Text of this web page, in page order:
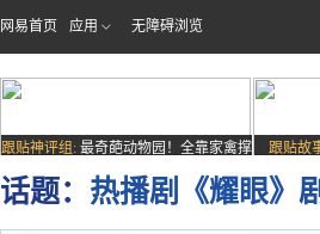
网易首页 应用 无障碍浏览
跟贴神评组: 最奇葩动物园！全靠家禽撑
场子
跟贴故
话题： 热播剧《耀眼》